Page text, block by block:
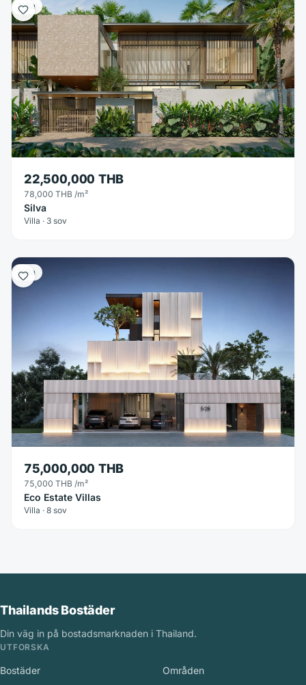
Villa
22,500,000 THB
78,000 THB /m²
Silva
Villa · 3 sov
Villa
75,000,000 THB
75,000 THB /m²
Eco Estate Villas
Villa · 8 sov
Thailands Bostäder
Din väg in på bostadsmarknaden i Thailand.
UTFORSKA
Bostäder Områden